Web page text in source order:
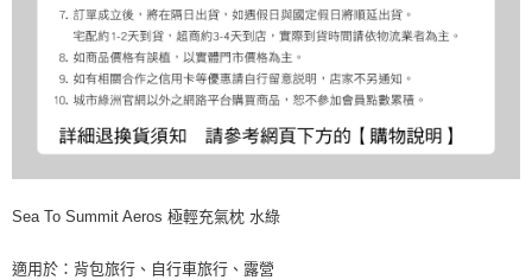
Sea To Summit Aeros 極輕充氣枕 水綠
適用於：背包旅行、自行車旅行、露營